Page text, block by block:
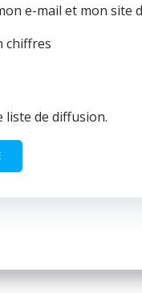
e-mail et mon site
chiffres
liste de diffusion.